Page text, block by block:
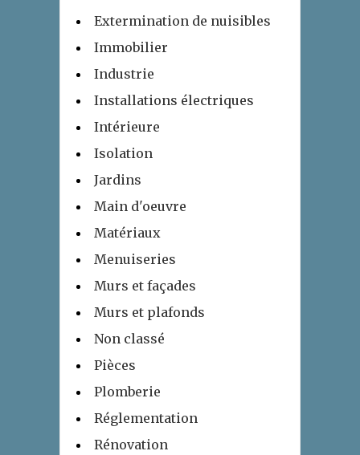
Extermination de nuisibles
Immobilier
Industrie
Installations électriques
Intérieure
Isolation
Jardins
Main d'oeuvre
Matériaux
Menuiseries
Murs et façades
Murs et plafonds
Non classé
Pièces
Plomberie
Réglementation
Rénovation